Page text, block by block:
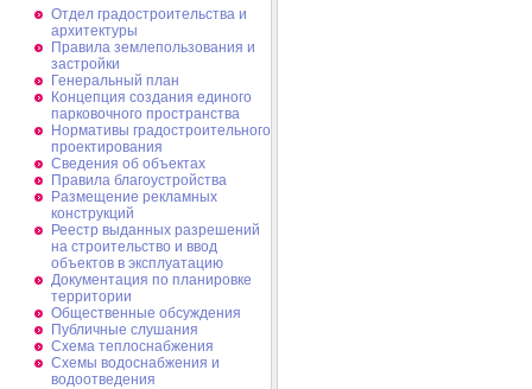
Отдел градостроительства и
архитектуры
Правила землепользования и
застройки
Генеральный план
Концепция создания единого
парковочного пространства
Нормативы градостроительного
проектирования
Сведения об объектах
Правила благоустройства
Размещение рекламных
конструкций
Реестр выданных разрешений
на строительство и ввод
объектов в эксплуатацию
Документация по планировке
территории
Общественные обсуждения
Публичные слушания
Схема теплоснабжения
Схемы водоснабжения и
водоотведения